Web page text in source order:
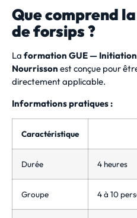
Que comprend
de forsips ?
La formation GUE — Initiation
Nourrisson est conçue pour
directement applicable.
Informations pratiques :
Caractéristique
Durée 4 heures
Groupe 4 à 10